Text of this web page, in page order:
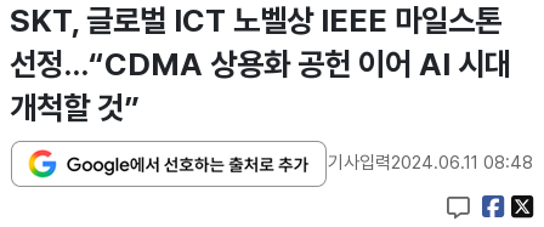
SKT, 글로벌 ICT 노벨상 IEEE 마일스톤
선정…“CDMA 상용화 공헌 이어 AI 시대
개척할 것”
기사입력2024.06.11 08:48